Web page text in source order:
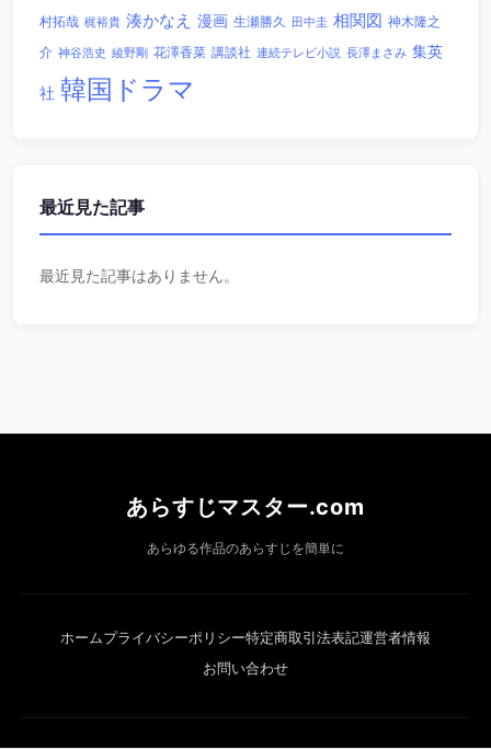
村拓哉 梶裕貴 湊かなえ 漫画 生瀬勝久 田中圭 相関図 神木隆之
介 神谷浩史 綾野剛 花澤香菜 講談社 連続テレビ小説 長澤まさみ 集英
社 韓国ドラマ
最近見た記事
最近見た記事はありません。
あらすじマスター.com
あらゆる作品のあらすじを簡単に
ホームプライバシーポリシー特定商取引法表記運営者情報
お問い合わせ